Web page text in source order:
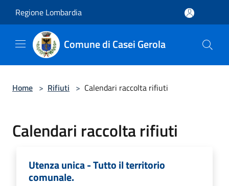
Regione Lombardia
Comune di Casei Gerola
Home > Rifiuti > Calendari raccolta rifiuti
Calendari raccolta rifiuti
Utenza unica - Tutto il territorio
comunale.